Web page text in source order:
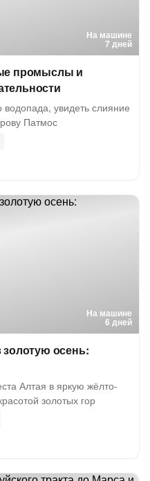
На машине
7 дней
промыслы и
увидеть слияние
Патмос
На машине
6 дней
осень:
Алтая в яркую жёлто-
золотых гор